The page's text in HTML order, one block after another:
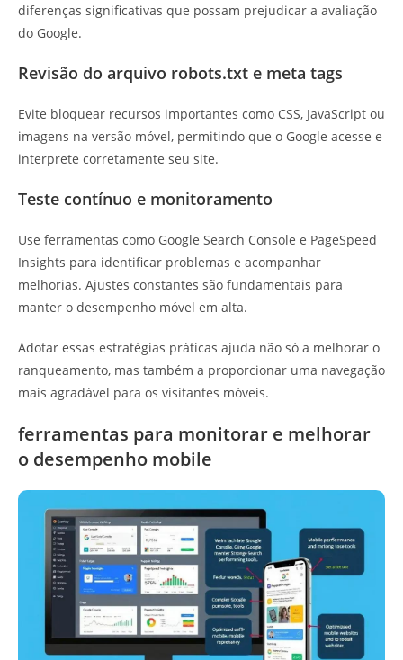
diferenças significativas que possam prejudicar a avaliação
do Google.
Revisão do arquivo robots.txt e meta tags
Evite bloquear recursos importantes como CSS, JavaScript ou
imagens na versão móvel, permitindo que o Google acesse e
interprete corretamente seu site.
Teste contínuo e monitoramento
Use ferramentas como Google Search Console e PageSpeed
Insights para identificar problemas e acompanhar
melhorias. Ajustes constantes são fundamentais para
manter o desempenho móvel em alta.
Adotar essas estratégias práticas ajuda não só a melhorar o
ranqueamento, mas também a proporcionar uma navegação
mais agradável para os visitantes móveis.
ferramentas para monitorar e melhorar
o desempenho mobile